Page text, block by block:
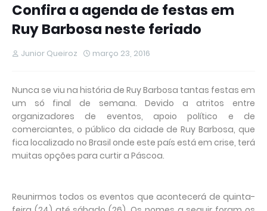
Confira a agenda de festas em
Ruy Barbosa neste feriado
Junior Queiroz março 23, 2016
Nunca se viu na história de Ruy Barbosa tantas festas em
um só final de semana. Devido a atritos entre
organizadores de eventos, apoio político e de
comerciantes, o público da cidade de Ruy Barbosa, que
fica localizado no Brasil onde este país está em crise, terá
muitas opções para curtir a Páscoa.
Reunirmos todos os eventos que acontecerá de quinta-